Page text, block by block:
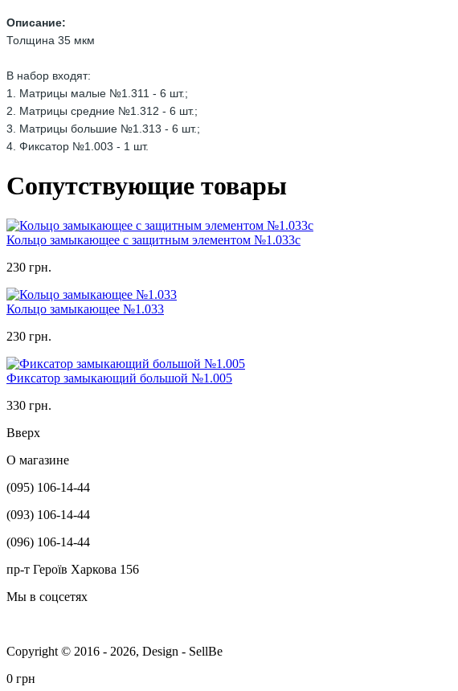
Описание:
Толщина 35 мкм
В набор входят:
1. Матрицы малые №1.311 - 6 шт.;
2. Матрицы средние №1.312 - 6 шт.;
3. Матрицы большие №1.313 - 6 шт.;
4. Фиксатор №1.003 - 1 шт.
Сопутствующие товары
Кольцо замыкающее с защитным элементом №1.033с
230 грн.
Кольцо замыкающее №1.033
230 грн.
Фиксатор замыкающий большой №1.005
330 грн.
Вверх
О магазине
(095) 106-14-44
(093) 106-14-44
(096) 106-14-44
пр-т Героїв Харкова 156
Мы в соцсетях
Copyright © 2016 - 2026, Design - SellBe
0 грн